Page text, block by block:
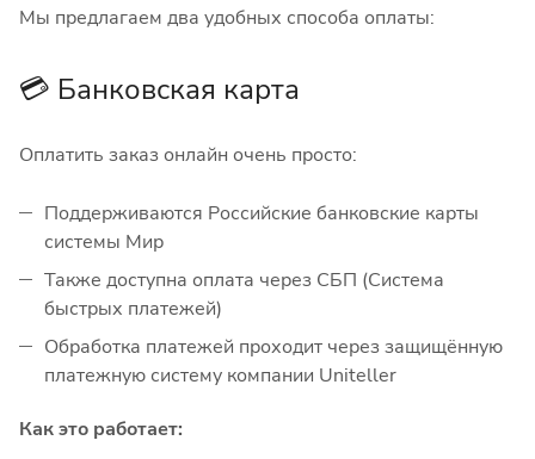
Мы предлагаем два удобных способа оплаты:
💳 Банковская карта
Оплатить заказ онлайн очень просто:
Поддерживаются Российские банковские карты
системы Мир
Также доступна оплата через СБП (Система
быстрых платежей)
Обработка платежей проходит через защищённую
платежную систему компании Uniteller
Как это работает: